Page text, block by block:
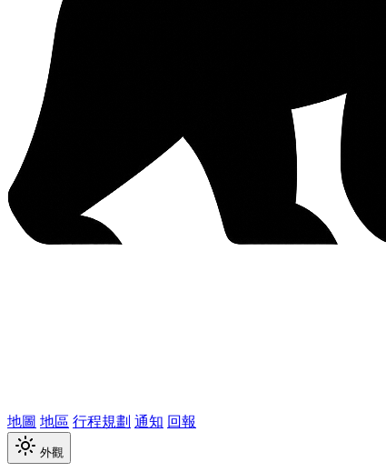
地圖 地區 行程規劃 通知 回報
外觀